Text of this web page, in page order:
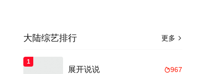
更多 
大陆综艺排行
1
967
展开说说